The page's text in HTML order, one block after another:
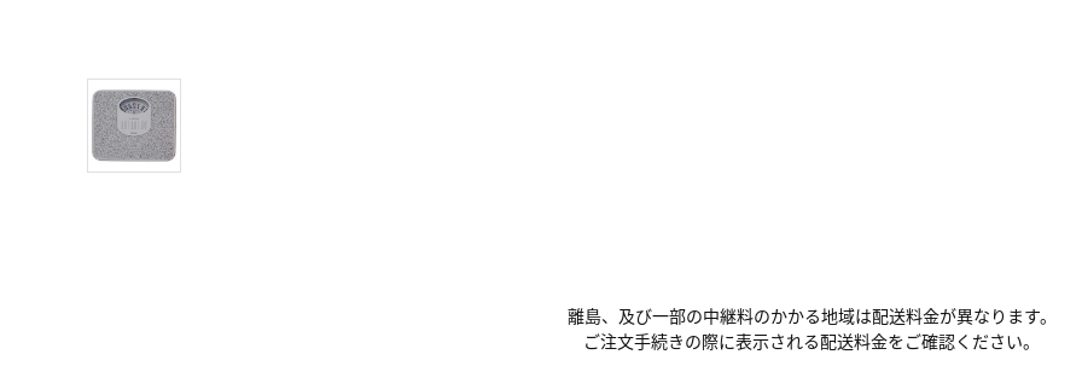
離島、及び一部の中継料のかかる地域は配送料金が異なります。
ご注文手続きの際に表示される配送料金をご確認ください。